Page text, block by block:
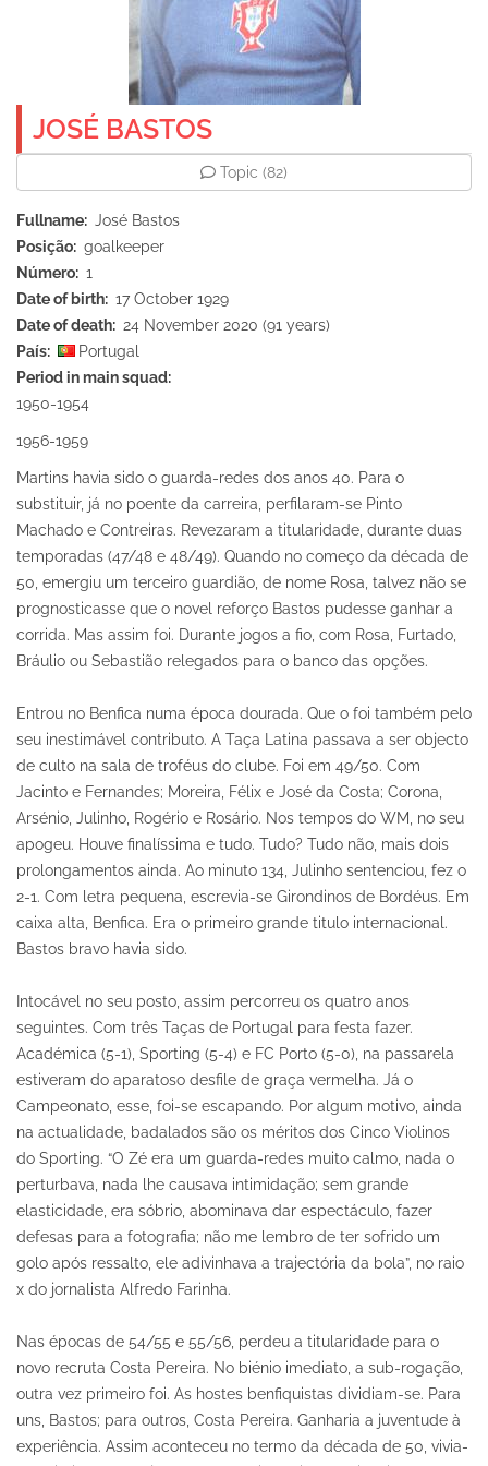
JOSÉ BASTOS
Topic (82)
Fullname
José Bastos
Posição
goalkeeper
Número
1
Date of birth
17 October 1929
Date of death
24 November 2020 (91 years)
País
Portugal
Period in main squad
1950-1954
1956-1959
Martins havia sido o guarda-redes dos anos 40. Para o
substituir, já no poente da carreira, perfilaram-se Pinto
Machado e Contreiras. Revezaram a titularidade, durante duas
temporadas (47/48 e 48/49). Quando no começo da década de
50, emergiu um terceiro guardião, de nome Rosa, talvez não se
prognosticasse que o novel reforço Bastos pudesse ganhar a
corrida. Mas assim foi. Durante jogos a fio, com Rosa, Furtado,
Bráulio ou Sebastião relegados para o banco das opções.
Entrou no Benfica numa época dourada. Que o foi também pelo
seu inestimável contributo. A Taça Latina passava a ser objecto
de culto na sala de troféus do clube. Foi em 49/50. Com
Jacinto e Fernandes; Moreira, Félix e José da Costa; Corona,
Arsénio, Julinho, Rogério e Rosário. Nos tempos do WM, no seu
apogeu. Houve finalíssima e tudo. Tudo? Tudo não, mais dois
prolongamentos ainda. Ao minuto 134, Julinho sentenciou, fez o
2-1. Com letra pequena, escrevia-se Girondinos de Bordéus. Em
caixa alta, Benfica. Era o primeiro grande titulo internacional.
Bastos bravo havia sido.
Intocável no seu posto, assim percorreu os quatro anos
seguintes. Com três Taças de Portugal para festa fazer.
Académica (5-1), Sporting (5-4) e FC Porto (5-0), na passarela
estiveram do aparatoso desfile de graça vermelha. Já o
Campeonato, esse, foi-se escapando. Por algum motivo, ainda
na actualidade, badalados são os méritos dos Cinco Violinos
do Sporting. “O Zé era um guarda-redes muito calmo, nada o
perturbava, nada lhe causava intimidação; sem grande
elasticidade, era sóbrio, abominava dar espectáculo, fazer
defesas para a fotografia; não me lembro de ter sofrido um
golo após ressalto, ele adivinhava a trajectória da bola”, no raio
x do jornalista Alfredo Farinha.
Nas épocas de 54/55 e 55/56, perdeu a titularidade para o
novo recruta Costa Pereira. No biénio imediato, a sub-rogação,
outra vez primeiro foi. As hostes benfiquistas dividiam-se. Para
uns, Bastos; para outros, Costa Pereira. Ganharia a juventude à
experiência. Assim aconteceu no termo da década de 50, vivia-